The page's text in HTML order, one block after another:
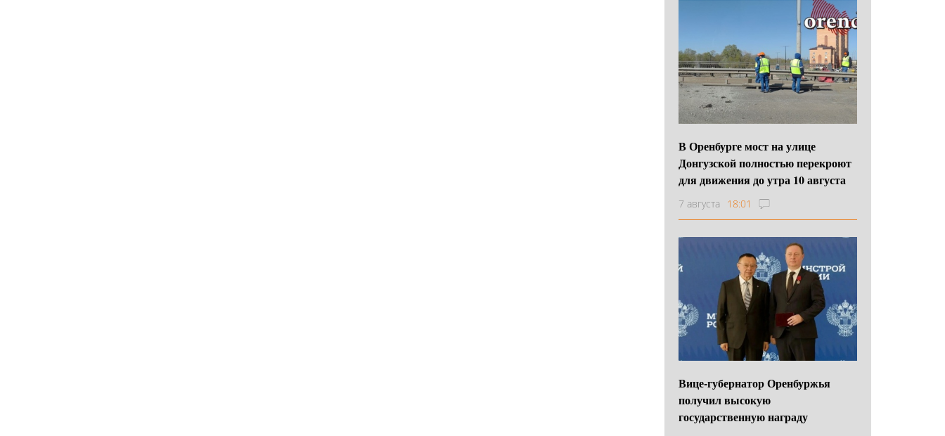
В Оренбурге мост на улице
Донгузской полностью перекроют
для движения до утра 10 августа
7 августа 18:01
Вице-губернатор Оренбуржья
получил высокую
государственную награду